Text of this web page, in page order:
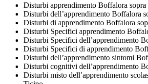
Disturbi apprendimento Boffalora
Disturbi dell’apprendimento Boffalora
Disturbi di apprendimento Boffalora
Disturbi Specifici apprendimento
Disturbi Specifici dell’apprendimento
Disturbi Specifici di apprendimento
Disturbi dell’apprendimento sintomi
Disturbi cognitivi dell’apprendimento
Disturbi misto dell’apprendimento